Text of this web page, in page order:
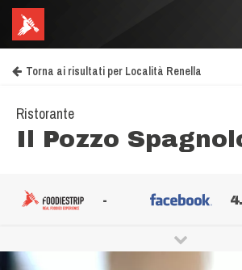
Torna ai risultati per Località Renella
Ristorante
Il Pozzo
-